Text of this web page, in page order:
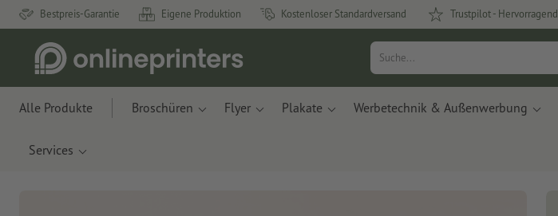
Bestpreis-Garantie Eigene Produktion Kostenloser Standardversand Trustpilot - Hervorragend
Alle Produkte Broschüren Flyer Plakate Werbetechnik & Außenwerbung
Services